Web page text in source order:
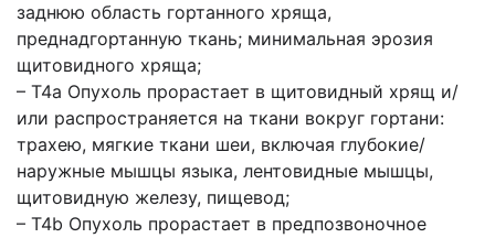
заднюю область гортанного хряща,
преднадгортанную ткань; минимальная эрозия
щитовидного хряща;
– Т4a Опухоль прорастает в щитовидный хрящ и/
или распространяется на ткани вокруг гортани:
трахею, мягкие ткани шеи, включая глубокие/
наружные мышцы языка, лентовидные мышцы,
щитовидную железу, пищевод;
– Т4b Опухоль прорастает в предпозвоночное